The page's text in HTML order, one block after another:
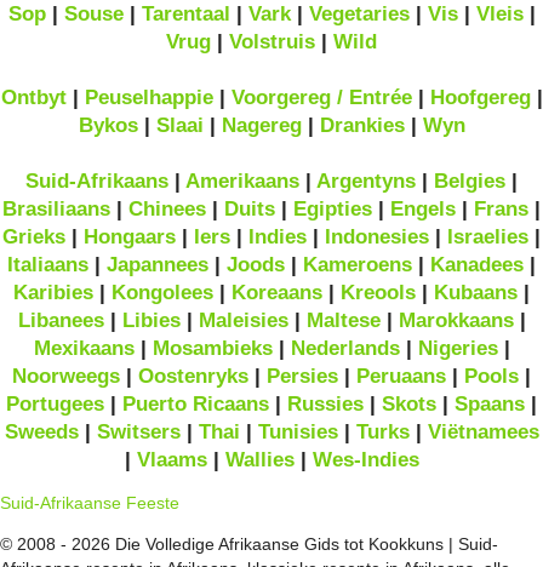
Sop| Souse| Tarentaal | Vark| Vegetaries| Vis| Vleis|
Vrug | Volstruis | Wild
Ontbyt| Peuselhappie| Voorgereg / Entrée| Hoofgereg|
Bykos| Slaai | Nagereg| Drankies| Wyn
Suid-Afrikaans | Amerikaans | Argentyns | Belgies |
Brasiliaans | Chinees | Duits | Egipties | Engels | Frans |
Grieks | Hongaars | Iers | Indies | Indonesies | Israelies |
Italiaans | Japannees | Joods | Kameroens | Kanadees |
Karibies | Kongolees | Koreaans | Kreools | Kubaans |
Libanees| Libies| Maleisies| Maltese| Marokkaans|
Mexikaans| Mosambieks| Nederlands| Nigeries|
Noorweegs | Oostenryks | Persies | Peruaans | Pools |
Portugees | Puerto Ricaans | Russies | Skots | Spaans |
Sweeds| Switsers| Thai | Tunisies| Turks| Viëtnamees
| Vlaams| Wallies| Wes-Indies
Suid-Afrikaanse Feeste
© 2008 - 2026 Die Volledige Afrikaanse Gids tot Kookkuns | Suid-